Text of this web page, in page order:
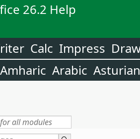
26.2 Help
Calc Impress
Amharic Arabic Asturian